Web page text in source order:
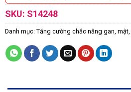
SKU: S14248
Danh mục: Tăng cường chắc năng gan, mật,